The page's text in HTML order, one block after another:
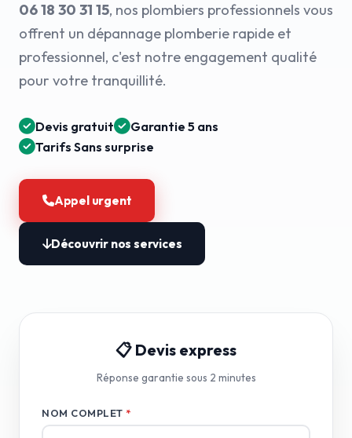
06 18 30 31 15, nos plombiers professionnels vous
offrent un dépannage plomberie rapide et
professionnel, c'est notre engagement qualité
pour votre tranquillité.
Devis gratuit
Garantie 5 ans
Tarifs Sans surprise
Appel urgent
Découvrir nos services
📋 Devis express
Réponse garantie sous 2 minutes
NOM COMPLET *